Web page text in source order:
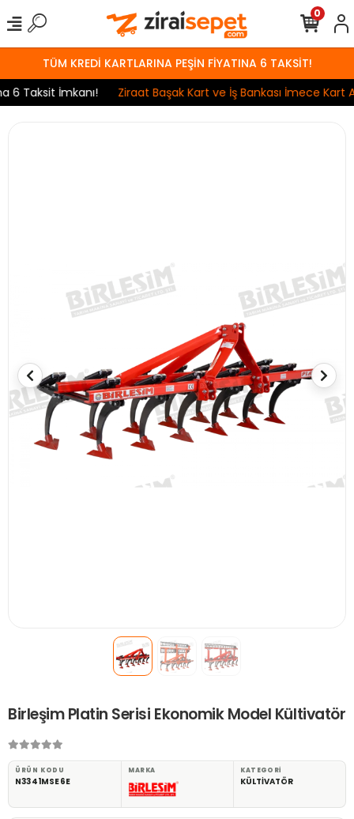
TÜM KREDİ KARTLARINA PEŞİN FİYATINA 6 TAKSİT!
Taksit İmkanı!
Ziraat Başak Kart ve İş Bankası İmece Kart
0
Birleşim Platin Serisi Ekonomik Model Kültivatör
ÜRÜN KODU
N3341MSE6E
MARKA KATEGORI
KÜLTİVATÖR